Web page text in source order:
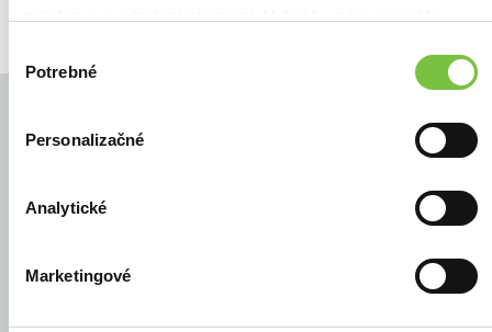
súhlasu
Potrebné
Personalizačné
Analytické
Marketingové